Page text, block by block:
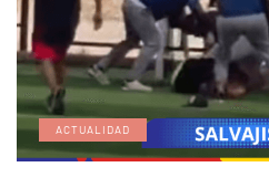
ACTUALIDAD